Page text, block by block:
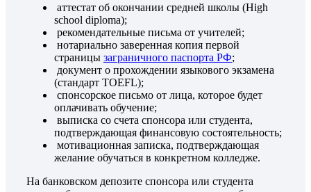
аттестат об окончании средней школы (High
school diploma);
рекомендательные письма от учителей;
нотариально заверенная копия первой
страницы заграничного паспорта РФ;
документ о прохождении языкового экзамена
(стандарт TOEFL);
спонсорское письмо от лица, которое будет
оплачивать обучение;
выписка со счета спонсора или студента,
подтверждающая финансовую состоятельность;
мотивационная записка, подтверждающая
желание обучаться в конкретном колледже.
На банковском депозите спонсора или студента